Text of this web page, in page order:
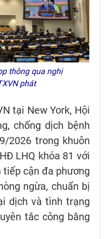
thông qua nghị
phát
tại New York, Hội
chống dịch bệnh
2026 trong khuôn
LHQ khóa 81 với
tiếp cận đa phương
ngừa, chuẩn bị
dịch và tình trạng
tắc công bằng